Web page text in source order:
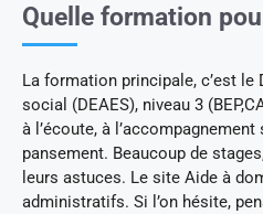
Quelle formation
La formation principale, c’est le
social (DEAES), niveau 3
à l’écoute, à
pansement. Beaucoup de
leurs astuces. Le site Aide à
administratifs. Si l’on hésite,